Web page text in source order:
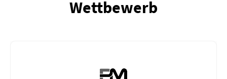
Wettbewerb